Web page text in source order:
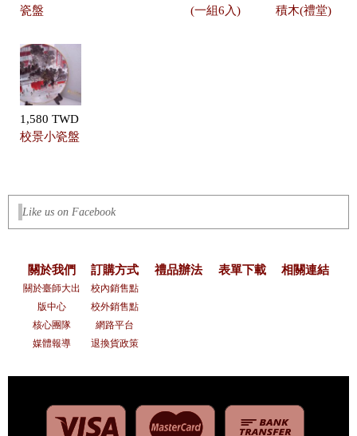
瓷盤
(一組6入)
積木(禮堂)
1,580 TWD
校景小瓷盤
Like us on Facebook
關於我們
關於臺師大出
版中心
核心團隊
媒體報導
訂購方式
校內銷售點
校外銷售點
網路平台
退換貨政策
禮品辦法 表單下載 相關連結